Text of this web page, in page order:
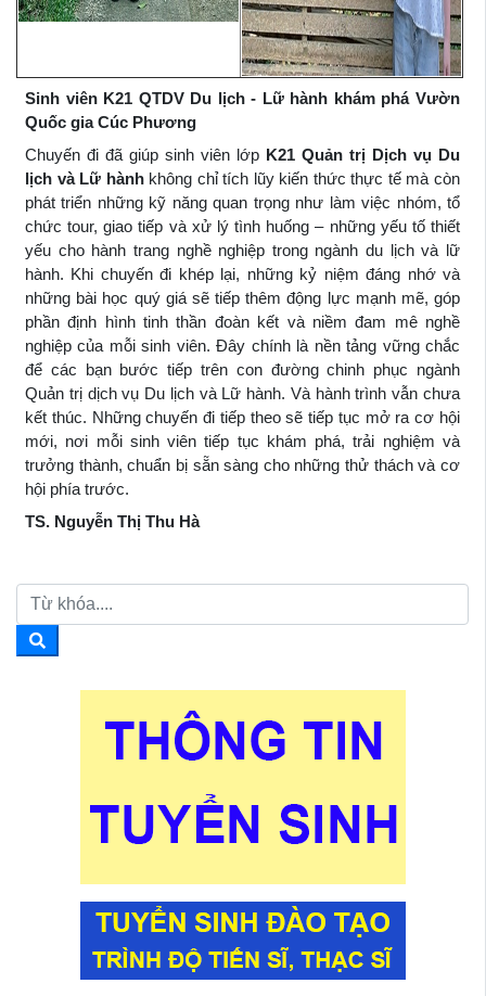
Sinh viên K21 QTDV Du lịch - Lữ hành khám phá Vườn
Quốc gia Cúc Phương
Chuyến đi đã giúp sinh viên lớp K21 Quản trị Dịch vụ Du
lịch và Lữ hànhkhông chỉ tích lũy kiến thức thực tế mà còn
phát triển những kỹ năng quan trọng như làm việc nhóm, tổ
chức tour, giao tiếp và xử lý tình huống – những yếu tố thiết
yếu cho hành trang nghề nghiệp trong ngành du lịch và lữ
hành. Khi chuyến đi khép lại, những kỷ niệm đáng nhớ và
những bài học quý giá sẽ tiếp thêm động lực mạnh mẽ, góp
phần định hình tinh thần đoàn kết và niềm đam mê nghề
nghiệp của mỗi sinh viên. Đây chính là nền tảng vững chắc
để các bạn bước tiếp trên con đường chinh phục ngành
Quản trị dịch vụ Du lịch và Lữ hành. Và hành trình vẫn chưa
kết thúc. Những chuyến đi tiếp theo sẽ tiếp tục mở ra cơ hội
mới, nơi mỗi sinh viên tiếp tục khám phá, trải nghiệm và
trưởng thành, chuẩn bị sẵn sàng cho những thử thách và cơ
hội phía trước.
TS. Nguyễn Thị Thu Hà